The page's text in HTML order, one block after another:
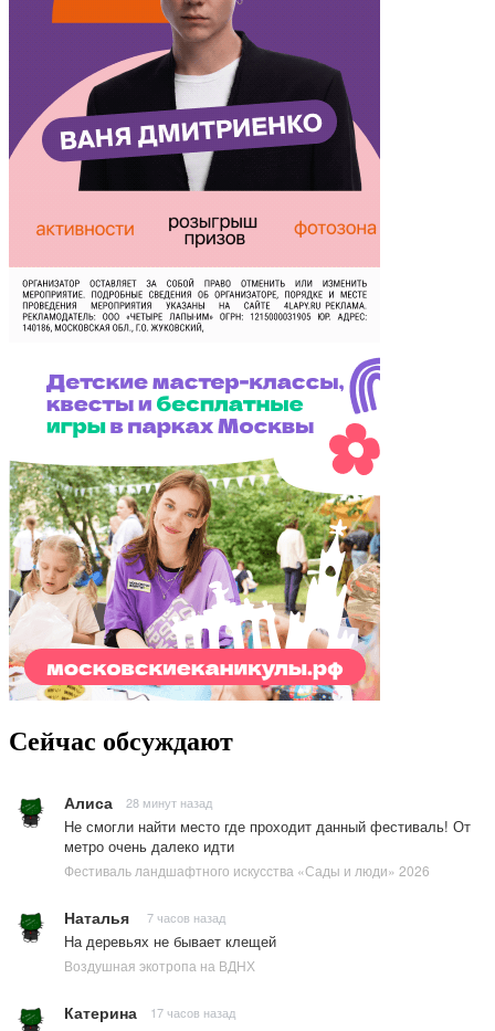
Сейчас обсуждают
Алиса 28 минут назад
Не смогли найти место где проходит данный фестиваль! От
метро очень далеко идти
Фестиваль ландшафтного искусства «Сады и люди» 2026
Наталья 7 часов назад
На деревьях не бывает клещей
Воздушная экотропа на ВДНХ
Катерина 17 часов назад